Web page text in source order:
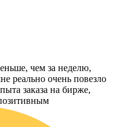
чем за неделю,
реально очень повезло
заказа на бирже,